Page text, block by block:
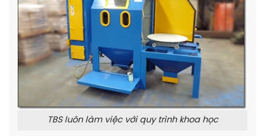
TBS luôn làm việc với quy trình khoa học